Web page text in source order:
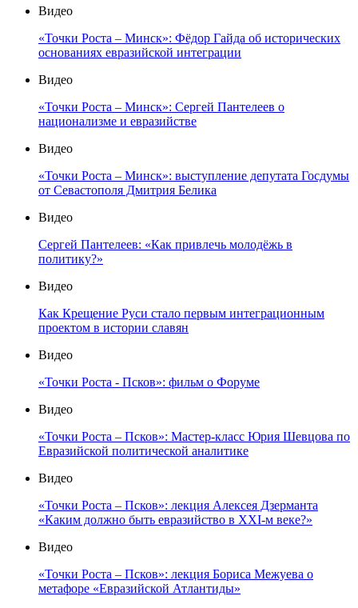
Видео
«Точки Роста – Минск»: Фёдор Гайда об исторических
основаниях евразийской интеграции
Видео
«Точки Роста – Минск»: Сергей Пантелеев о
национализме и евразийстве
Видео
«Точки Роста – Минск»: выступление депутата Госдумы
от Севастополя Дмитрия Белика
Видео
Сергей Пантелеев: «Как привлечь молодёжь в
политику?»
Видео
Как Крещение Руси стало первым интеграционным
проектом в истории славян
Видео
«Точки Роста - Псков»: фильм о Форуме
Видео
«Точки Роста – Псков»: Мастер-класс Юрия Шевцова по
Евразийской политической аналитике
Видео
«Точки Роста – Псков»: лекция Алексея Дзерманта
«Каким должно быть евразийство в XXI-м веке?»
Видео
«Точки Роста – Псков»: лекция Бориса Межуева о
метафоре «Евразийской Атлантиды»